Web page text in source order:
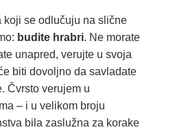
koji se odlučuju na slične
budite hrabri. Ne morate
unapred, verujte u svoja
biti dovoljno da savladate
Čvrsto verujem u
– i u velikom broju
bila zaslužna za korake